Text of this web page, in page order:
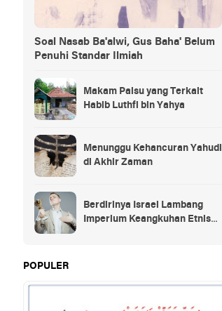
Soal Nasab Ba'alwi, Gus Baha' Belum
Penuhi Standar Ilmiah
Makam Palsu yang Terkait
Habib Luthfi bin Yahya
Menunggu Kehancuran Yahudi
di Akhir Zaman
Berdirinya Israel Lambang
Imperium Keangkuhan Etnis
POPULER